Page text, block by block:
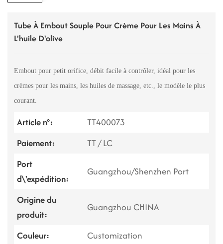
Tube À Embout Souple Pour Crème Pour Les Mains À
L'huile D'olive
Embout pour petit orifice, débit facile à contrôler, idéal pour les
crèmes pour les mains, les huiles de massage, etc., le modèle le plus
courant.
Article n°:
TT400073
Paiement:
TT / LC
Port
d\'expédition:
Guangzhou/Shenzhen Port
Origine du
produit:
Guangzhou CHINA
Couleur:
Customization